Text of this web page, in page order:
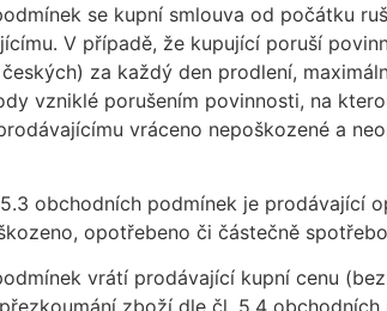
se kupní smlouva od počátku
V případě, že kupující poruší
za každý den prodlení,
vzniklé porušením povinnosti, na
vráceno nepoškozené a
obchodních podmínek je prodávající
opotřebeno či částečně
vrátí prodávající kupní cenu